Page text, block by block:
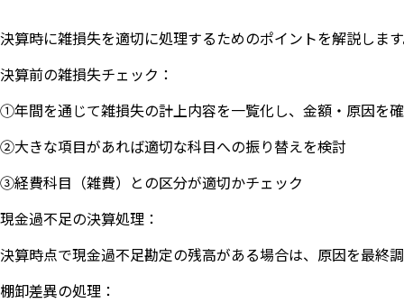
決算時に雑損失を適切に処理するためのポイントを解説しま
決算前の雑損失チェック：
①年間を通じて雑損失の計上内容を一覧化し、金額・原因を
②大きな項目があれば適切な科目への振り替えを検討
③経費科目（雑費）との区分が適切かチェック
現金過不足の決算処理：
決算時点で現金過不足勘定の残高がある場合は、原因を最終
棚卸差異の処理：